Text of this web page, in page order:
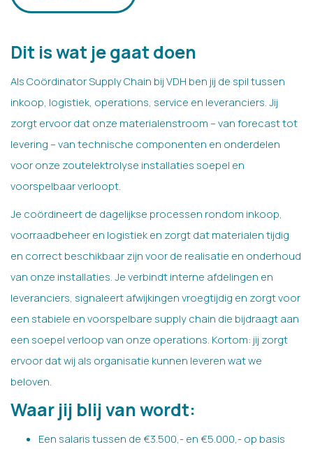
Dit is wat je gaat doen
Als Coördinator Supply Chain bij VDH ben jij de spil tussen
inkoop, logistiek, operations, service en leveranciers. Jij
zorgt ervoor dat onze materialenstroom – van forecast tot
levering – van technische componenten en onderdelen
voor onze zoutelektrolyse installaties soepel en
voorspelbaar verloopt.
Je coördineert de dagelijkse processen rondom inkoop,
voorraadbeheer en logistiek en zorgt dat materialen tijdig
en correct beschikbaar zijn voor de realisatie en onderhoud
van onze installaties. Je verbindt interne afdelingen en
leveranciers, signaleert afwijkingen vroegtijdig en zorgt voor
een stabiele en voorspelbare supply chain die bijdraagt aan
een soepel verloop van onze operations. Kortom: jij zorgt
ervoor dat wij als organisatie kunnen leveren wat we
beloven.
Waar jij blij van wordt:
Een salaris tussen de €3.500,- en €5.000,- op basis